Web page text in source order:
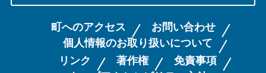
町へのアクセス
お問い合わせ
個人情報のお取り扱いについて
リンク
著作権
免責事項